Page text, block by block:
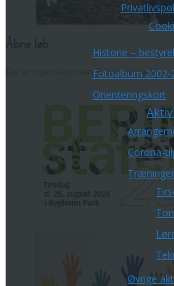
Historie –
Fotoalbum 2002-
Orienteringskort
Corona-
Træninger
Øvrige
Der er ingen kommende begivenheder.